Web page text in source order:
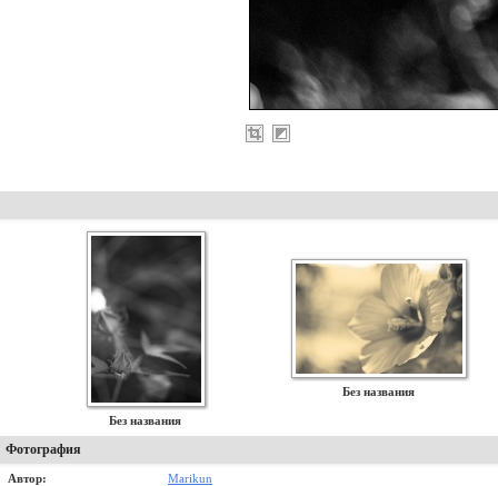
Без названия
Без названия
Фотография
Автор: Marikun